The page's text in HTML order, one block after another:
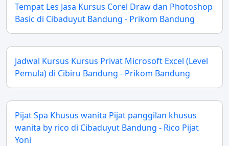
Tempat Les Jasa Kursus Corel Draw dan Photoshop
Basic di Cibaduyut Bandung - Prikom Bandung
Jadwal Kursus Kursus Privat Microsoft Excel (Level
Pemula) di Cibiru Bandung - Prikom Bandung
Pijat Spa Khusus wanita Pijat panggilan khusus
wanita by rico di Cibaduyut Bandung - Rico Pijat
Yoni